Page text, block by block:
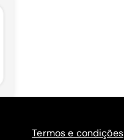
Termos e condições